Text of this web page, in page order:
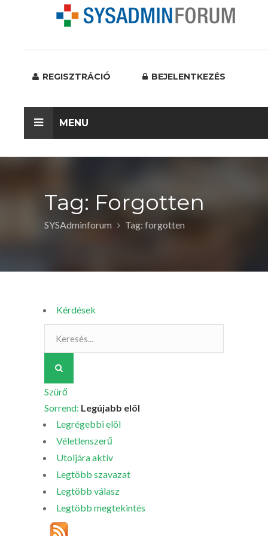
REGISZTRÁCIÓ BEJELENTKEZÉS
MENU
Tag: Forgotten
SYSAdminforum Tag: forgotten
Kérdések
Szürő
Sorrend: Legújabb elöl
Legrégebbi elöl
Véletlenszerű
Utoljára aktív
Legtöbb szavazat
Legtöbb válasz
Legtöbb megtekintés